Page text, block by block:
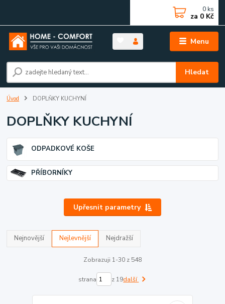
Menu
Hledat
0 ks
za 0 Kč
Úvod DOPLŇKY KUCHYNÍ
DOPLŇKY KUCHYNÍ
ODPADKOVÉ KOŠE
PŘÍBORNÍKY
Upřesnit parametry
Nejnovější Nejlevnější Nejdražší
Zobrazuji 1-30 z 548
strana z 19další